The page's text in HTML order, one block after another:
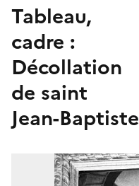
tableau,
cadre :
Décollation
de saint
Jean-Baptiste